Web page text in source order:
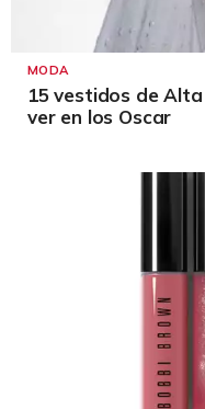
MODA
15 vestidos de
ver en los Oscar